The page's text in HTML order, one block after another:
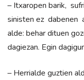
– Itxaropen barik,
sinisten ez
alde: behar dituen
dagiezan. Egin
– Herrialde guztien